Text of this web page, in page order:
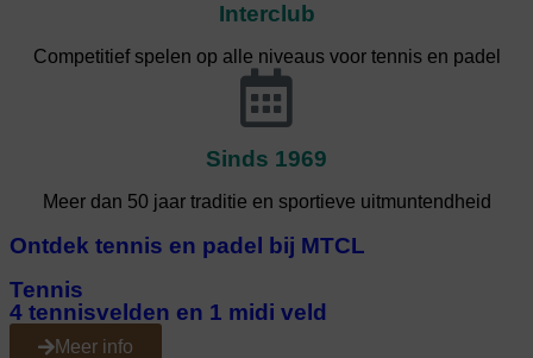
Interclub
Competitief spelen op alle niveaus voor tennis en padel
Sinds 1969
Meer dan 50 jaar traditie en sportieve uitmuntendheid
Ontdek tennis en padel bij MTCL
Tennis
4 tennisvelden en 1 midi veld
Meer info